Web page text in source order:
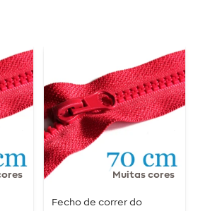
Muitas cores
Fecho de correr do